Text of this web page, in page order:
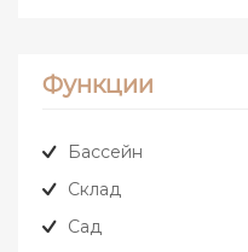
Функции
Бассейн
Склад
Сад